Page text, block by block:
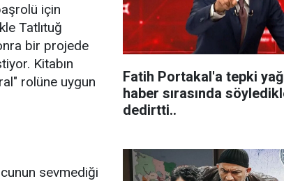
için
Tatlıtuğ
bir projede
Kitabın
rolüne uygun
sevmediği
Fatih Portakal'a tepki
haber sırasında
dedirtti..